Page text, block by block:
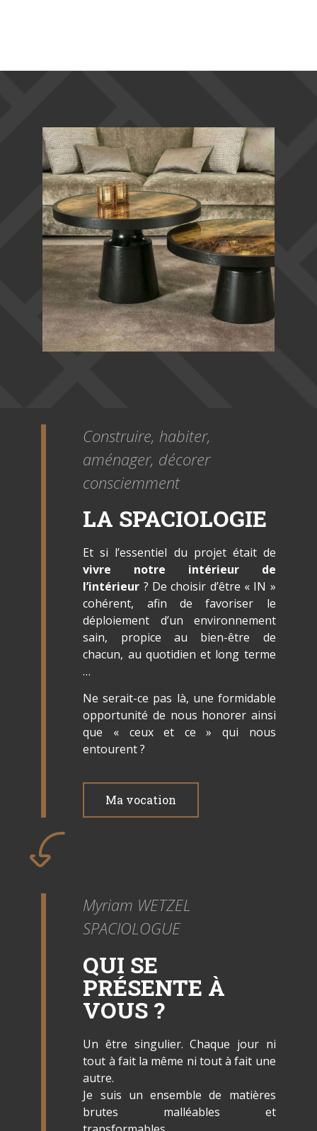
Construire, habiter,
aménager, décorer
consciemment
LA SPACIOLOGIE
Et si l’essentiel du projet était de
vivre notre intérieur de
l’intérieur ? De choisir d’être « IN »
cohérent, afin de favoriser le
déploiement d’un environnement
sain, propice au bien-être de
chacun, au quotidien et long terme
…
Ne serait-ce pas là, une formidable
opportunité de nous honorer ainsi
que « ceux et ce » qui nous
entourent ?
Ma vocation
Myriam WETZEL
SPACIOLOGUE
QUI SE
PRÉSENTE À
VOUS ?
Un être singulier. Chaque jour ni
tout à fait la même ni tout à fait une
autre.
Je suis un ensemble de matières
brutes malléables et